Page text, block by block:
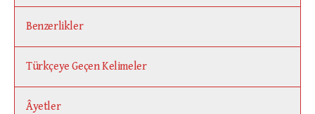
Benzerlikler
Türkçeye Geçen Kelimeler
Âyetler